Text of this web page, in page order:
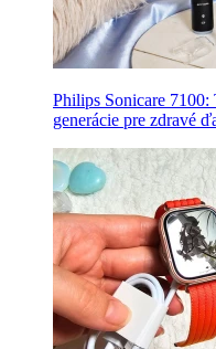
Philips Sonicare
generácie pre zdravé